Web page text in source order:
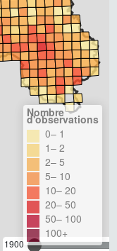
1900
Nombre
d'observations
0– 1
1– 2
2– 5
5– 10
10– 20
20– 50
50– 100
100+